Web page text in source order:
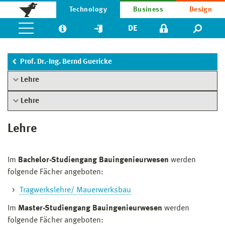
Technology Business Design
DE
Prof. Dr.-Ing. Bernd Guericke
Lehre
Lehre
Lehre
Im Bachelor-Studiengang Bauingenieurwesen werden
folgende Fächer angeboten:
Tragwerkslehre/ Mauerwerksbau
Im Master-Studiengang Bauingenieurwesen werden
folgende Fächer angeboten: